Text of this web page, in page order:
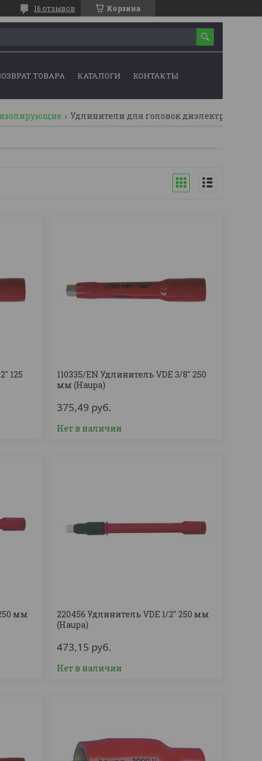
Корзина
16 отзывов
ТОВАРА КАТАЛОГИ КОНТАКТЫ
Удлинители для головок диэлектрические
125
110335/EN Удлинитель VDE 3/8'' 250
мм (Haupa)
375,49 руб.
Нет в наличии
мм
220456 Удлинитель VDE 1/2'' 250 мм
(Haupa)
473,15 руб.
Нет в наличии